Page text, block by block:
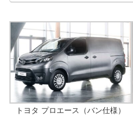
トヨタ プロエース（バン仕様）